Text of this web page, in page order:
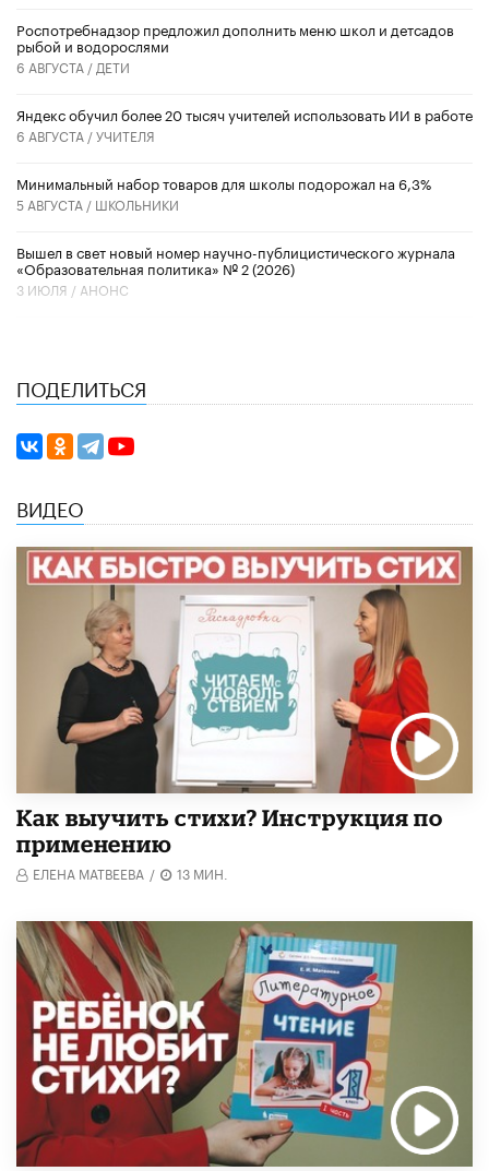
Роспотребнадзор предложил дополнить меню школ и детсадов
рыбой и водорослями
6 АВГУСТА / ДЕТИ
​Яндекс обучил более 20 тысяч учителей использовать ИИ в работе
6 АВГУСТА /УЧИТЕЛЯ
Минимальный набор товаров для школы подорожал на 6,3%
5 АВГУСТА / ШКОЛЬНИКИ
Вышел в свет новый номер научно-публицистического журнала
«Образовательная политика» № 2 (2026)
3 ИЮЛЯ / АНОНС
ПОДЕЛИТЬСЯ
ВИДЕО
Как выучить стихи? Инструкция по
применению
ЕЛЕНА МАТВЕЕВА / 13 МИН.